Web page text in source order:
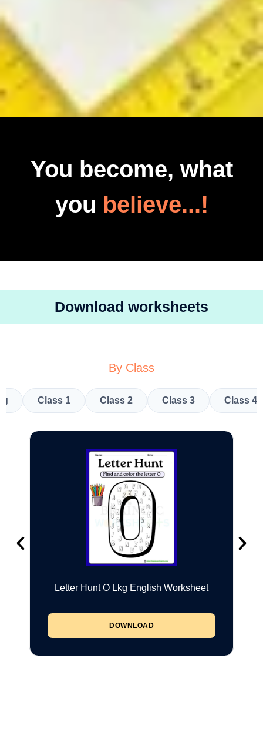
You become, what
you believe...!
Download worksheets
By Class
Class 1 Class 2 Class 3 Class 4
Letter Hunt O Lkg English Worksheet
DOWNLOAD